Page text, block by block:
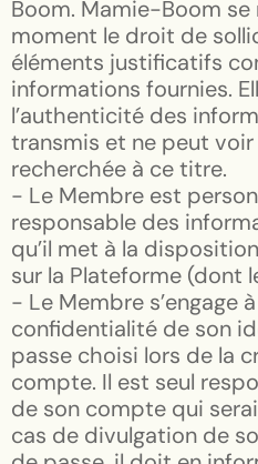
Boom. Mamie-Boom
moment le droit de
éléments justificatifs
informations fournies.
l’authenticité des
transmis et ne peut
recherchée à ce titre.
- Le Membre est
responsable des
qu’il met à la
sur la Plateforme (dont
- Le Membre s’engage
confidentialité de son
passe choisi lors de la
compte. Il est seul
de son compte qui
cas de divulgation de